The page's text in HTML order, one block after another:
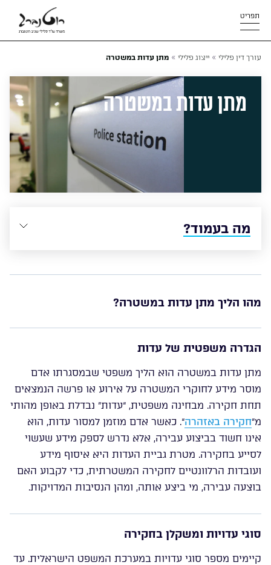
תפריט
עורך דין פלילי » ייצוג פלילי » מתן עדות במשטרה
מתן עדות במשטרה
מה בעמוד?
מהו הליך מתן עדות במשטרה?
הגדרה משפטית של עדות
מתן עדות במשטרה הוא הליך משפטי שבמסגרתו אדם
מוסר מידע לחוקרי המשטרה על אירוע או פרשה הנמצאים
תחת חקירה. מבחינה משפטית, “עדות” נבדלת באופן מהותי
מ”חקירה באזהרה“. כאשר אדם מוזמן למסור עדות, הוא
אינו חשוד בביצוע עבירה, אלא נדרש לספק מידע שעשוי
לסייע בחקירה. מטרת גביית העדות היא איסוף מידע
ועובדות הרלוונטיים לחקירה המשטרתית, כדי לקבוע האם
בוצעה עבירה, מי ביצע אותה, ומהן הנסיבות המדויקות.
סוגי עדויות ומשקלן בחקירה
קיימים מספר סוגי עדויות במערכת המשפט הישראלית. עד